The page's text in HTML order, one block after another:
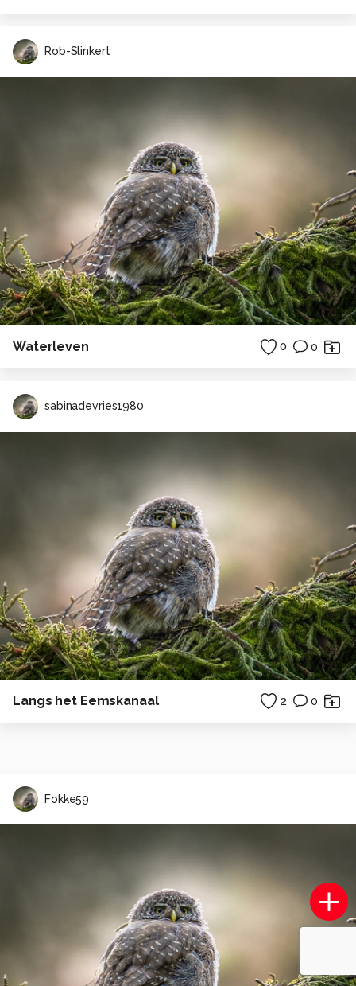
Rob-Slinkert
Waterleven 0 0
sabinadevries1980
Langs het Eemskanaal 2 0
Fokke59